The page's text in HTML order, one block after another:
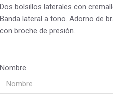
Dos bolsillos laterales con
Banda lateral a tono. Adorno de
con broche de presión.
Nombre